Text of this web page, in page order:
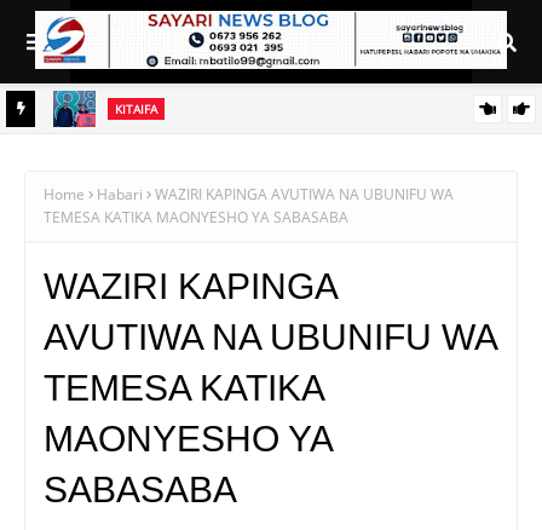
KITAIFA
Home Habari
WAZIRI KAPINGA AVUTIWA NA UBUNIFU WA
TEMESA KATIKA MAONYESHO YA SABASABA
WAZIRI KAPINGA
AVUTIWA NA UBUNIFU WA
TEMESA KATIKA
MAONYESHO YA
SABASABA